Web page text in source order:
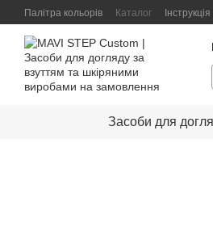
Перейти до основного контенту
Палітра кольорів Каталог Інструкція
Засоби для